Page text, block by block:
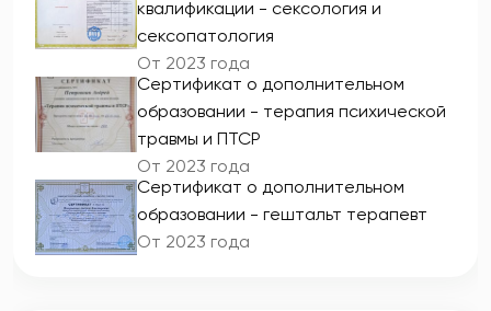
квалификации - сексология и
сексопатология
От 2023 года
Сертификат о дополнительном
образовании - терапия психической
травмы и ПТСР
От 2023 года
Сертификат о дополнительном
образовании - гештальт терапевт
От 2023 года